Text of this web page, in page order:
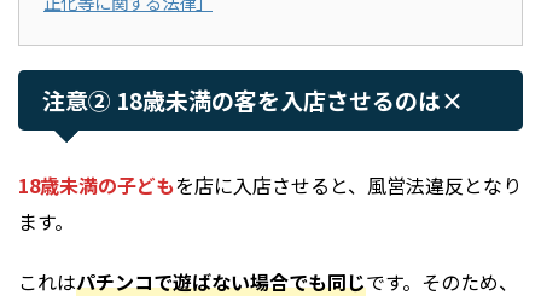
注意② 18歳未満の客を入店させるのは×
18歳未満の子どもを店に入店させると、風営法違反となり
ます。
これはパチンコで遊ばない場合でも同じです。そのため、